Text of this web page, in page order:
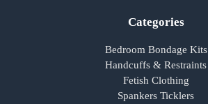
Categories
Bedroom Bondage Kits
Handcuffs & Restraints
Fetish Clothing
Spankers Ticklers